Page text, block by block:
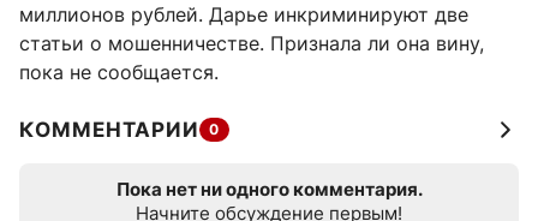
миллионов рублей. Дарье инкриминируют две
статьи о мошенничестве. Признала ли она вину,
пока не сообщается.
КОММЕНТАРИИ 0
Пока нет ни одного комментария.
Начните обсуждение первым!